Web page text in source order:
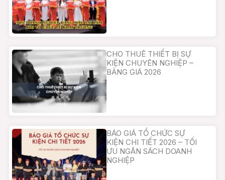
CHO THUÊ THIẾT BỊ SỰ
KIỆN CHUYÊN NGHIỆP –
BẢNG GIÁ 2026
BÁO GIÁ TỔ CHỨC SỰ
KIỆN CHI TIẾT 2026 – TỐI
ƯU NGÂN SÁCH DOANH
NGHIỆP